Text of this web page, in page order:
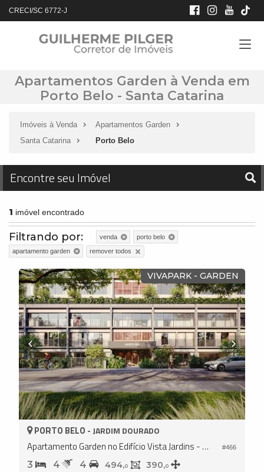
CRECI/SC 6772-J
Apartamentos Garden à Venda em
Porto Belo - Santa Catarina
Imóveis à Venda
Apartamentos Garden
Santa Catarina
Porto Belo
Encontre seu Imóvel
1 imóvel encontrado
Filtrando por: venda
porto belo
apartamento garden
remover todos
VIVAPARK - GARDEN
#466
PORTO BELO - JARDIM DOURADO
Apartamento Garden no Edifício Vista Jardins - Vivapark
3 4 4 494,0 390,0